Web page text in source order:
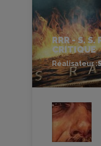
RRR - S. S.
CRITIQUE
Réalisateur :